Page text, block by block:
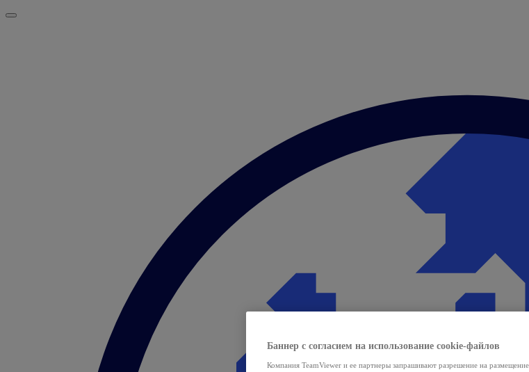
Баннер с согласием на использование cookie-файлов
Компания TeamViewer и ее партнеры запрашивают разрешение на